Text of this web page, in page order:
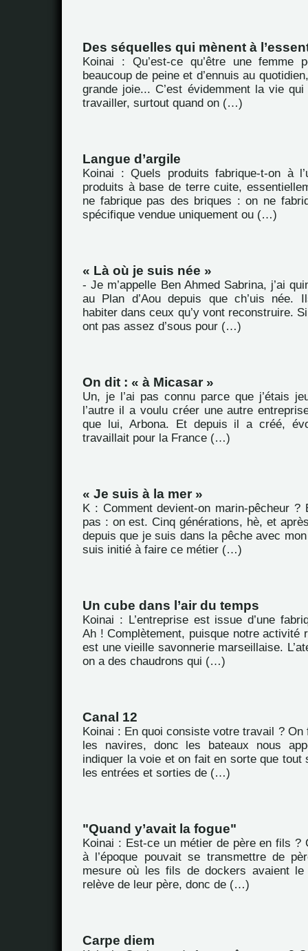
Des séquelles qui mènent à
Koinai : Qu’est-ce qu’être une femme
beaucoup de peine et d’ennuis au
grande joie... C’est évidemment la vie
travailler, surtout quand on (…)
Langue d’argile
Koinai : Quels produits fabrique-t-on à
produits à base de terre cuite,
ne fabrique pas des briques : on ne
spécifique vendue uniquement ou (…)
« Là où je suis née »
- Je m’appelle Ben Ahmed Sabrina, j’ai
au Plan d’Aou depuis que ch’uis née.
habiter dans ceux qu’y vont reconstruire.
ont pas assez d’sous pour (…)
On dit : « à Micasar »
Un, je l’ai pas connu parce que j’étais
l’autre il a voulu créer une autre
que lui, Arbona. Et depuis il a créé,
travaillait pour la France (…)
« Je suis à la mer »
K : Comment devient-on marin-pêcheur ?
pas : on est. Cinq générations, hè, et
depuis que je suis dans la pêche avec
suis initié à faire ce métier (…)
Un cube dans l’air du temps
Koinai : L’entreprise est issue d’une
Ah ! Complètement, puisque notre activité
est une vieille savonnerie marseillaise.
on a des chaudrons qui (…)
Canal 12
Koinai : En quoi consiste votre travail ?
les navires, donc les bateaux nous
indiquer la voie et on fait en sorte que tout
les entrées et sorties de (…)
"Quand y’avait la fogue"
Koinai : Est-ce un métier de père en fils ?
à l’époque pouvait se transmettre de
mesure où les fils de dockers avaient
relève de leur père, donc de (…)
Carpe diem